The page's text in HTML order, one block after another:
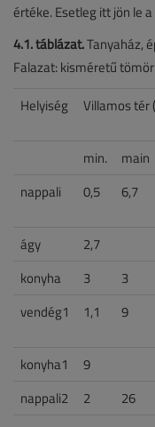
értéke. Esetleg itt jön le
4.1. táblázat.Tanyaház,
Falazat: kisméretű
Helyiség Villamos tér
min. main
nappali
0,5 6,7
ágy
2,7
konyha
3 3
vendég1
1,1 9
konyha1 9
nappali2
2 26